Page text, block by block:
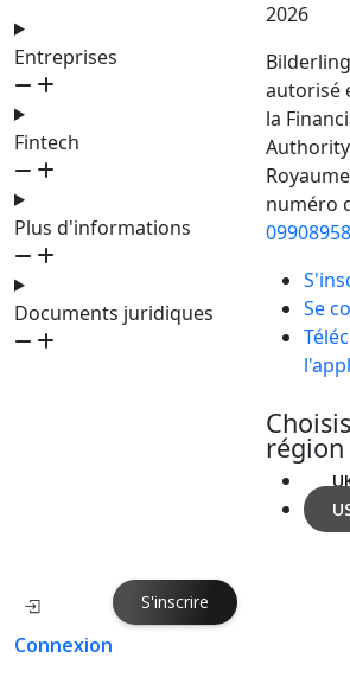
Entreprises
Fintech
Plus d'informations
Documents juridiques
2026
autorisé
la
numéro
09908958
Se
région
Connexion
S'inscrire